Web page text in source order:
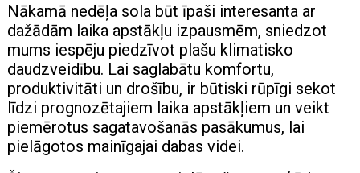
Nākamā nedēļa sola būt īpaši interesanta ar
dažādām laika apstākļu izpausmēm, sniedzot
mums iespēju piedzīvot plašu klimatisko
daudzveidību. Lai saglabātu komfortu,
produktivitāti un drošību, ir būtiski rūpīgi sekot
līdzi prognozētajiem laika apstākļiem un veikt
piemērotus sagatavošanās pasākumus, lai
pielāgotos mainīgajai dabas videi.